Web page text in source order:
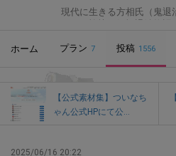
現代に生きる方相氏（鬼退
ボイスドラマに加え、フリ
大前神社節分大祭・節分
ホーム プラン 7 投稿 1556
【公式素材集】ついなち
ゃん公式HPにて公...
2025/06/16 20:22